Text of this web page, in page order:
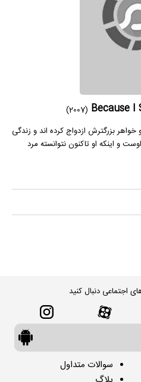
Because I
(2007)
بزرگترش ازدواج کرده اند و زندگی
و اینکه او تاکنون نتوانسته مرد
اجتماعی دنبال کنید
سوالات متداول